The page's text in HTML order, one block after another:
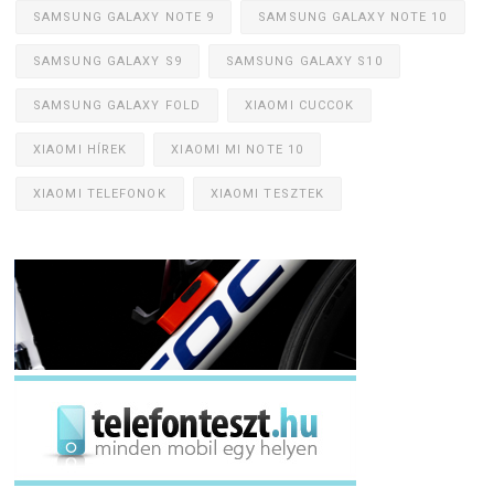
SAMSUNG GALAXY NOTE 9 SAMSUNG GALAXY NOTE 10
SAMSUNG GALAXY S9 SAMSUNG GALAXY S10
SAMSUNG GALAXY FOLD XIAOMI CUCCOK
XIAOMI HÍREK XIAOMI MI NOTE 10
XIAOMI TELEFONOK XIAOMI TESZTEK